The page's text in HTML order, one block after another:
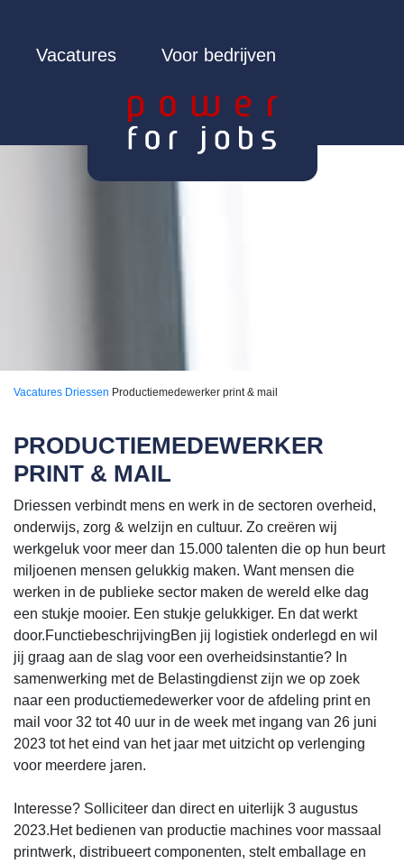
Vacatures Voor bedrijven
Vacatures Driessen Productiemedewerker print & mail
PRODUCTIEMEDEWERKER
PRINT & MAIL
Driessen verbindt mens en werk in de sectoren overheid,
onderwijs, zorg & welzijn en cultuur. Zo creëren wij
werkgeluk voor meer dan 15.000 talenten die op hun beurt
miljoenen mensen gelukkig maken. Want mensen die
werken in de publieke sector maken de wereld elke dag
een stukje mooier. Een stukje gelukkiger. En dat werkt
door.FunctiebeschrijvingBen jij logistiek onderlegd en wil
jij graag aan de slag voor een overheidsinstantie? In
samenwerking met de Belastingdienst zijn we op zoek
naar een productiemedewerker voor de afdeling print en
mail voor 32 tot 40 uur in de week met ingang van 26 juni
2023 tot het eind van het jaar met uitzicht op verlenging
voor meerdere jaren.
Interesse? Solliciteer dan direct en uiterlijk 3 augustus
2023.Het bedienen van productie machines voor massaal
printwerk, distribueert componenten, stelt emballage en